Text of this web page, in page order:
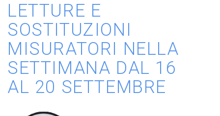
LETTURE E
SOSTITUZIONI
MISURATORI NELLA
SETTIMANA DAL 16
AL 20 SETTEMBRE